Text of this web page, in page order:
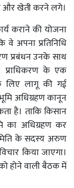
और खेती करने लगे।
कराने की योजना
वे अपना प्रतिनिधि
प्रबंधन उनके साथ
के एक
लिए लागू की गई
अधिग्रहण कानून
है। ताकि किसान
का अधिग्रहण कर
के सदस्य अरुण
किया जाएगा।
होने वाली बैठक में